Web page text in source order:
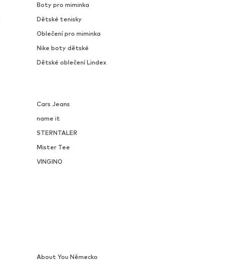
Boty pro miminka
Dětské tenisky
Oblečení pro miminka
Nike boty dětské
Dětské oblečení Lindex
Cars Jeans
name it
STERNTALER
Mister Tee
VINGINO
About You Německo